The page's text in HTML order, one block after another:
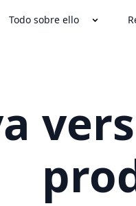
Todo sobre ello